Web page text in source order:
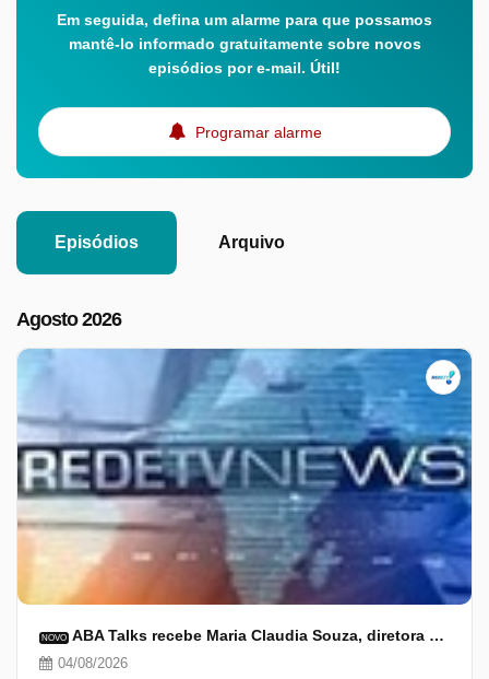
Em seguida, defina um alarme para que possamos
mantê-lo informado gratuitamente sobre novos
episódios por e-mail. Útil!
Programar alarme
Episódios Arquivo
Agosto 2026
NOVO ABA Talks recebe Maria Claudia Souza, diretora da Mondelez International
04/08/2026